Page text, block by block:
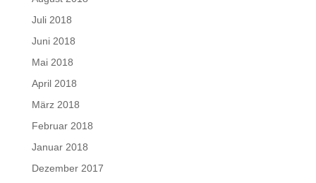
Juli 2018
Juni 2018
Mai 2018
April 2018
März 2018
Februar 2018
Januar 2018
Dezember 2017